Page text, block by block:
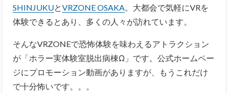
SHINJUKUとVRZONE OSAKA。大都会で気軽にVRを
体験できるとあり、多くの人々が訪れています。
そんなVRZONEで恐怖体験を味わえるアトラクション
が「ホラー実体験室脱出病棟Ω」です。公式ホームペー
ジにプロモーション動画がありますが、もうこれだけ
で十分怖いです。。。